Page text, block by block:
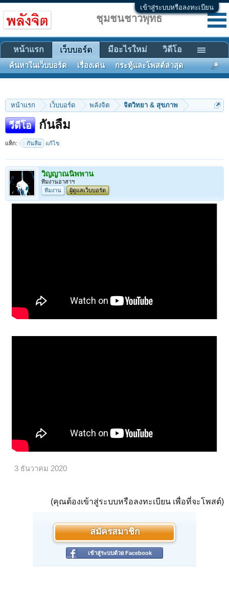
เข้าสู่ระบบหรือลงทะเบียน
หน้าแรก เว็บบอร์ด พลังจิต จิตวิทยา & สุขภาพ
วีดีโอ กันลืม
แท็ก: กันลืม แก้ไข
วิญญาณนิพพาน
ทีมงานอาสาฯ
ทีมงาน
ผู้ดูแลเว็บบอร์ด
3 ธันวาคม 2020
(คุณต้องเข้าสู่ระบบหรือลงทะเบียน เพื่อที่จะโพสต์)
สมัครสมาชิก
เข้าสู่ระบบด้วย Facebook
ชุมชนชาวพุทธ
หน้าแรก เว็บบอร์ด
ค้นหาในเว็บบอร์ด เรื่องเด่น กระทู้และโพสต์ล่าสุด
มีอะไรใหม่ วิดีโอ